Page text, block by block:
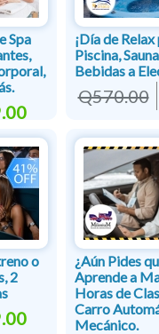
Spa
¡Día de
Piscina,
Bebidas a
Q570.00
o
2
¿Aún Pides
Aprende a
Horas de
Carro
Mecánico.